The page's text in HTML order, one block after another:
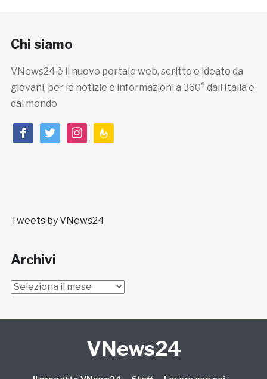
Chi siamo
VNews24 è il nuovo portale web, scritto e ideato da
giovani, per le notizie e informazioni a 360° dall’Italia e
dal mondo
facebooktwitterinstagramfeedburner
Tweets by VNews24
Archivi
Archivi
VNews24